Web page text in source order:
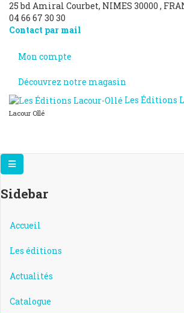
25 bd Amiral Courbet, NIMES 30000 ,
04 66 67 30 30
Contact par mail
Mon compte
Découvrez notre magasin
Les Éditions
Lacour Ollé
Sidebar
Accueil
Les éditions
Actualités
Catalogue